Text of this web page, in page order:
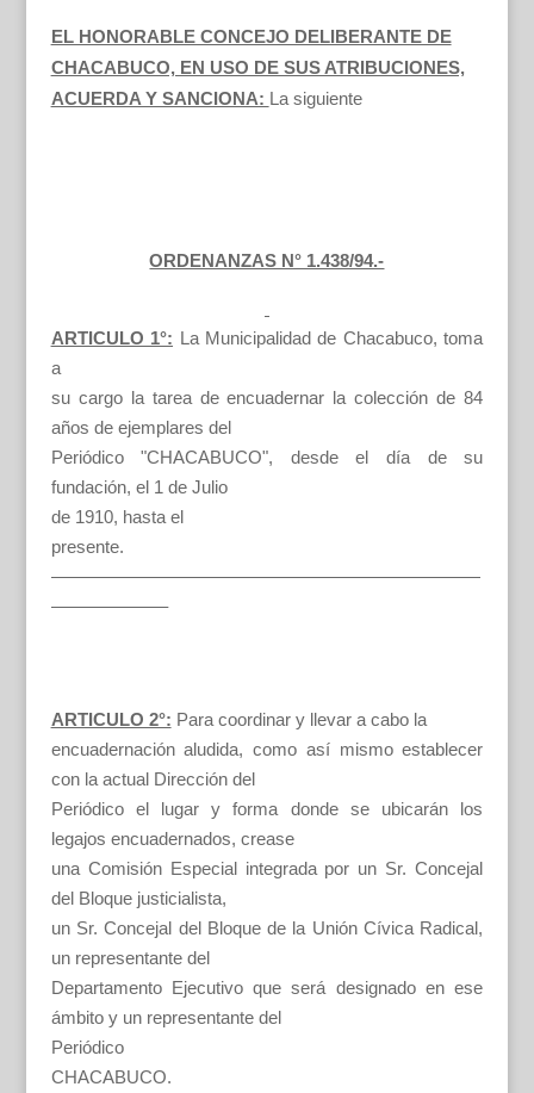
EL HONORABLE CONCEJO DELIBERANTE DE
CHACABUCO, EN USO DE SUS ATRIBUCIONES,
ACUERDA Y SANCIONA: La siguiente
ORDENANZAS N° 1.438/94.-
ARTICULO 1°: La Municipalidad de Chacabuco, toma
a
su cargo la tarea de encuadernar la colección de 84
años de ejemplares del
Periódico "CHACABUCO", desde el día de su
fundación, el 1 de Julio
de 1910, hasta el
presente.
————————————————————————
——————–
ARTICULO 2°: Para coordinar y llevar a cabo la
encuadernación aludida, como así mismo establecer
con la actual Dirección del
Periódico el lugar y forma donde se ubicarán los
legajos encuadernados, crease
una Comisión Especial integrada por un Sr. Concejal
del Bloque justicialista,
un Sr. Concejal del Bloque de la Unión Cívica Radical,
un representante del
Departamento Ejecutivo que será designado en ese
ámbito y un representante del
Periódico
CHACABUCO.